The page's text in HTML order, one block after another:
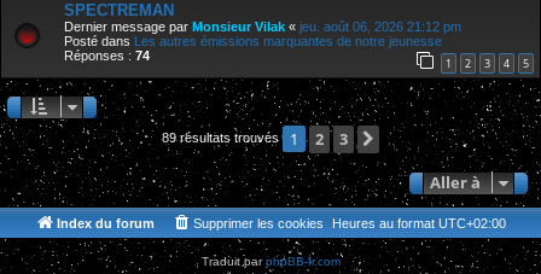
SPECTREMAN
Dernier message par Monsieur Vilak « jeu. août 06, 2026 21:12 pm
Posté dans
Les autres émissions marquantes de notre jeunesse
Réponses : 74 1 2 3 4 5
89 résultats trouvés 1 2 3
Suivante
Aller à
Index du forum Heures au format UTC+02:00
Supprimer les cookies
Traduit parphpBB-fr.com